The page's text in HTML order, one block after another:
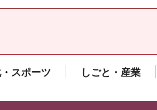
スポーツ しごと・産業